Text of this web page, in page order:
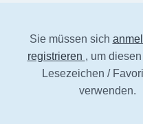
Sie müssen sich
registrieren , um
Lesezeichen /
verwenden.